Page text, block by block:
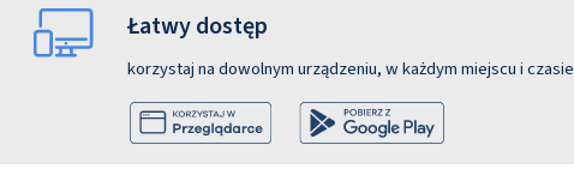
Łatwy dostęp
korzystaj na dowolnym urządzeniu, w każdym miejscu i czasie